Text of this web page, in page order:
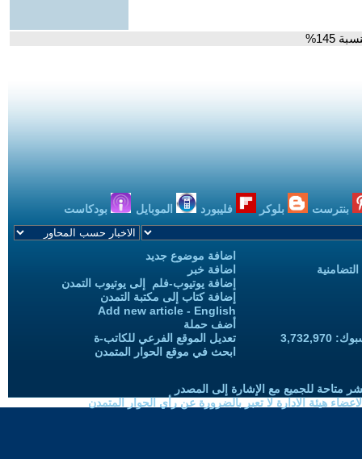
بنترست بلوكر فليبورد الموبايل بودكاست
اضافة موضوع جديد
اضافة خبر
إضافة يوتيوب-فلم إلى يوتيوب التمدن
إضافة كتاب إلى مكتبة التمدن
Add new article - English
أضف حملة
تعديل الموقع الفرعي للكاتب-ة
ابحث في موقع الحوار المتمدن
متاحة للجميع مع الإشارة إلى المصدر
هيئة الادارة لا تعبر بالضرورة عن رأي الحوار المتمدن